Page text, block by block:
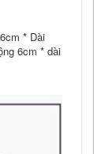
* Dài
6cm * dài